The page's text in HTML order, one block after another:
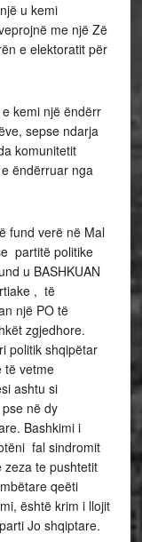
u kemi
me një Zë
e elektoratit për
kemi një ëndërr
sepse ndarja
komunitetit
ëndërruar nga
fund verë në Mal
partitë politike
u BASHKUAN
, të
një PO të
zgjedhore.
politik shqipëtar
të vetme
ashtu si
në dy
Bashkimi i
fal sindromit
te pushtetit
qeëti
është krim i llojit
Jo shqiptare.